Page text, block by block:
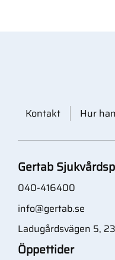
Kontakt Hur
Gertab
040-416400
info@gertab.se
Ladugårdsvägen 5,
Öppettider